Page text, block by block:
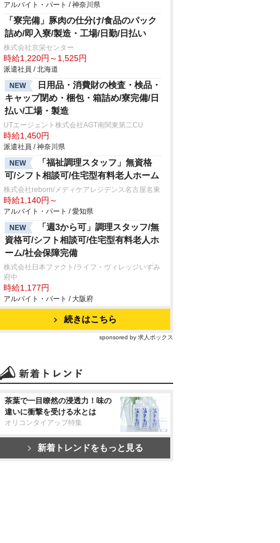
アルバイト・パート / 神奈川県
「寮完備」豚肉の仕分け/食品のパック
詰め/即入寮/製造・工場/日勤/日払い
株式会社京栄センター
時給1,220円～1,525円
派遣社員 / 北海道
NEW
日用品・消費財の検査・検品・
キャップ閉め・梱包・箱詰め/寮完備/日
払い/工場・製造
UTエージェント株式会社AGT南関東第二CU
時給1,450円
派遣社員 / 神奈川県
NEW
「福祉調理スタッフ」無資格
可/シフト相談可/住宅型有料老人ホーム
株式会社reborn/メディケアレジデンス名古屋名東
時給1,140円～
アルバイト・パート / 愛知県
NEW
「週3から可」調理スタッフ/無
資格可/シフト相談可/住宅型有料老人ホ
ーム/社会保障完備
株式会社日本ファクト/ライフ・ヴィレッジいずみ
府中
時給1,177円
アルバイト・パート / 大阪府
続きはこちら
sponsored by 求人ボックス
茶葉で一目瞭然の浸透力！味の
違いに衝撃を受ける水とは
オリコンタイアップ特集
新着トレンドをもっと見る